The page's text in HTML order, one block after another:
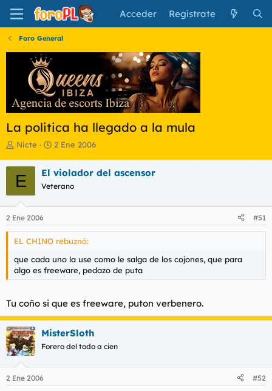
Acceder Regístrate
Foro General
La politica ha llegado a la mula
I
i
c
i
a
d
o
r
d
l
t
a
Nicte
F
h
a
e
n
i
o
2 Ene 2006
E El violador del ascensor
Veterano
2 Ene 2006 #51
EL CHINO rebuznó:
que cada uno la use como le salga de los cojones, que para
algo es freeware, pedazo de puta
Tu coño si que es freeware, puton verbenero.
MisterSloth
Forero del todo a cien
2 Ene 2006 #52